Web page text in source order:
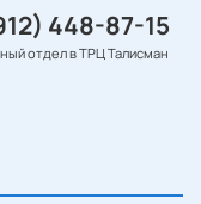
448-87-15
отдел в ТРЦ Талисман